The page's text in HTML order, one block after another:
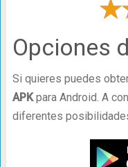
Opciones
Si quieres puedes
APKpara Android. A
diferentes